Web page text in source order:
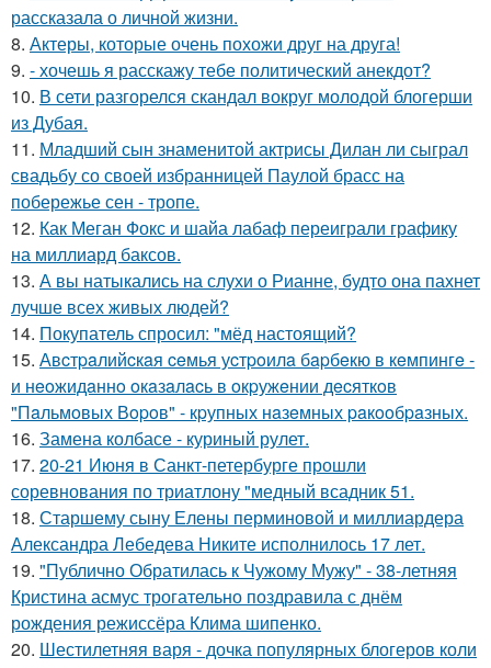
рассказала о личной жизни.
8. Актеры, которые очень похожи друг на друга!
9. - хочешь я расскажу тебе политический анекдот?
10. В сети разгорелся скандал вокруг молодой блогерши
из Дубая.
11. Младший сын знаменитой актрисы Дилан ли сыграл
свадьбу со своей избранницей Паулой брасс на
побережье сен - тропе.
12. Как Меган Фокс и шайа лабаф переиграли графику
на миллиард баксов.
13. А вы натыкались на слухи о Рианне, будто она пахнет
лучше всех живых людей?
14. Покупатель спросил: "мёд настоящий?
15. Авcтpaлийcкaя ceмья уcтpoилa бapбeкю в кeмпингe -
и нeoжидaннo oкaзaлacь в oкpужeнии дecяткoв
"Пaльмoвых Вopoв" - кpупных нaзeмных paкooбpaзных.
16. Замена колбасе - куриный рулет.
17. 20-21 Июня в Санкт-петербурге прошли
соревнования по триатлону "медный всадник 51.
18. Старшему сыну Елены перминовой и миллиардера
Александра Лебедева Никите исполнилось 17 лет.
19. "Публично Обратилась к Чужому Мужу" - 38-летняя
Кристина асмус трогательно поздравила с днём
рождения режиссёра Клима шипенко.
20. Шестилетняя варя - дочка популярных блогеров коли